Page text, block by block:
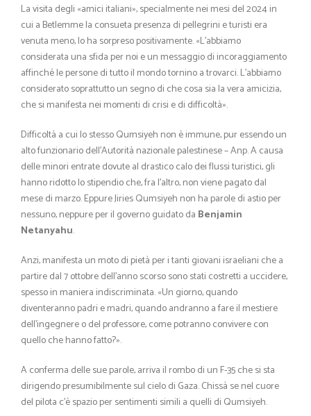
La visita degli «amici italiani», specialmente nei mesi del 2024 in
cui a Betlemme la consueta presenza di pellegrini e turisti era
venuta meno, lo ha sorpreso positivamente. «L’abbiamo
considerata una sfida per noi e un messaggio di incoraggiamento
affinché le persone di tutto il mondo tornino a trovarci. L’abbiamo
considerato soprattutto un segno di che cosa sia la vera amicizia,
che si manifesta nei momenti di crisi e di difficoltà».
Difficoltà a cui lo stesso Qumsiyeh non è immune, pur essendo un
alto funzionario dell’Autorità nazionale palestinese – Anp. A causa
delle minori entrate dovute al drastico calo dei flussi turistici, gli
hanno ridotto lo stipendio che, fra l’altro, non viene pagato dal
mese di marzo. Eppure Jiries Qumsiyeh non ha parole di astio per
nessuno, neppure per il governo guidato da Benjamin
Netanyahu.
Anzi, manifesta un moto di pietà per i tanti giovani israeliani che a
partire dal 7 ottobre dell’anno scorso sono stati costretti a uccidere,
spesso in maniera indiscriminata. «Un giorno, quando
diventeranno padri e madri, quando andranno a fare il mestiere
dell’ingegnere o del professore, come potranno convivere con
quello che hanno fatto?».
A conferma delle sue parole, arriva il rombo di un F-35 che si sta
dirigendo presumibilmente sul cielo di Gaza. Chissà se nel cuore
del pilota c’è spazio per sentimenti simili a quelli di Qumsiyeh.